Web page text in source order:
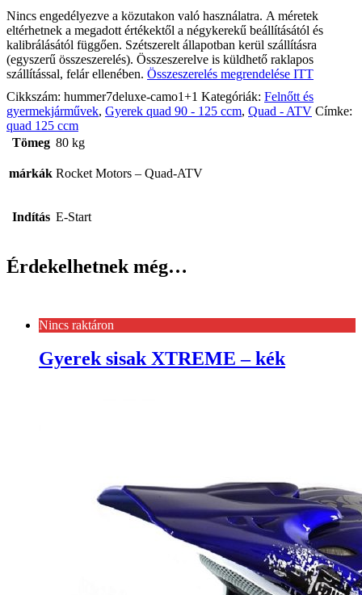
Nincs engedélyezve a közutakon való használatra. A méretek
eltérhetnek a megadott értékektől a négykerekű beállításától és
kalibrálásától függően. Szétszerelt állapotban kerül szállításra
(egyszerű összeszerelés). Összeszerelve is küldhető raklapos
szállítással, felár ellenében. Összeszerelés megrendelése ITT
Cikkszám: hummer7deluxe-camo1+1 Kategóriák: Felnőtt és
gyermekjárművek, Gyerek quad 90 - 125 ccm, Quad - ATV Címke:
quad 125 ccm
Tömeg 80 kg
márkák Rocket Motors – Quad-ATV
Indítás E-Start
Érdekelhetnek még…
Nincs raktáron
Gyerek sisak XTREME – kék